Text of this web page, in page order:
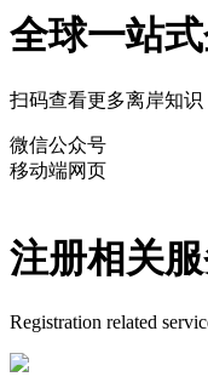
全球一站
扫码查看更多离岸知识
微信公众号
移动端网页
注册相关
Registration related